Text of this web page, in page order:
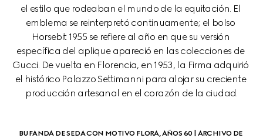
el estilo que rodeaban el mundo de la equitación. El
emblema se reinterpretó continuamente; el bolso
Horsebit 1955 se refiere al año en que su versión
específica del aplique apareció en las colecciones de
Gucci. De vuelta en Florencia, en 1953, la Firma adquirió
el histórico Palazzo Settimanni para alojar su creciente
producción artesanal en el corazón de la ciudad.
BUFANDA DE SEDA CON MOTIVO FLORA, AÑOS 60 | ARCHIVO DE